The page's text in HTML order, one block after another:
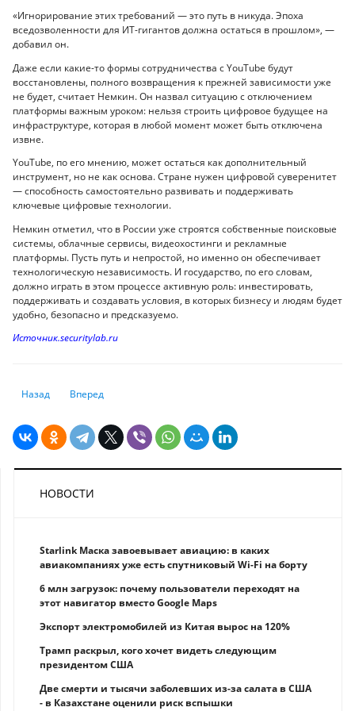
«Игнорирование этих требований — это путь в никуда. Эпоха
вседозволенности для ИТ-гигантов должна остаться в прошлом», —
добавил он.
Даже если какие-то формы сотрудничества с YouTube будут
восстановлены, полного возвращения к прежней зависимости уже
не будет, считает Немкин. Он назвал ситуацию с отключением
платформы важным уроком: нельзя строить цифровое будущее на
инфраструктуре, которая в любой момент может быть отключена
извне.
YouTube, по его мнению, может остаться как дополнительный
инструмент, но не как основа. Стране нужен цифровой суверенитет
— способность самостоятельно развивать и поддерживать
ключевые цифровые технологии.
Немкин отметил, что в России уже строятся собственные поисковые
системы, облачные сервисы, видеохостинги и рекламные
платформы. Пусть путь и непростой, но именно он обеспечивает
технологическую независимость. И государство, по его словам,
должно играть в этом процессе активную роль: инвестировать,
поддерживать и создавать условия, в которых бизнесу и людям будет
удобно, безопасно и предсказуемо.
Источник.securitylab.ru
Предыдущий: Скачать всю Википедию за секунду – в Японии
Назад Следующий: Добро пожаловать в Google. Введите пароль,
Вперед
НОВОСТИ
Starlink Маска завоевывает авиацию: в каких
авиакомпаниях уже есть спутниковый Wi-Fi на борту
6 млн загрузок: почему пользователи переходят на
этот навигатор вместо Google Maps
Экспорт электромобилей из Китая вырос на 120%
Трамп раскрыл, кого хочет видеть следующим
президентом США
Две смерти и тысячи заболевших из-за салата в США
- в Казахстане оценили риск вспышки